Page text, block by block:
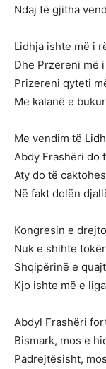
Ndaj të gjitha
Lidhja ishte më i
Dhe Przereni më
Prizereni qyteti
Me kalanë e
Me vendim të
Abdy Frashëri do
Aty do të
Në fakt dolën
Kongresin e
Nuk e shihte
Shqipërinë e
Kjo ishte më e
Abdyl Frashëri
Bismark, mos e
Padrejtësisht,